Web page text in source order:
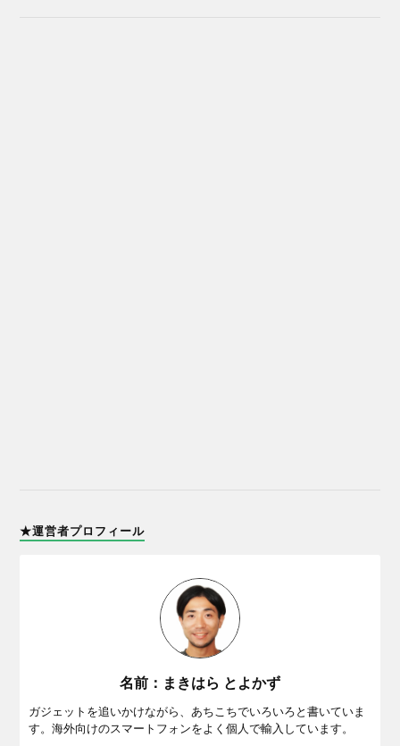
★運営者プロフィール
名前：まきはら とよかず
ガジェットを追いかけながら、あちこちでいろいろと書いていま
す。海外向けのスマートフォンをよく個人で輸入しています。